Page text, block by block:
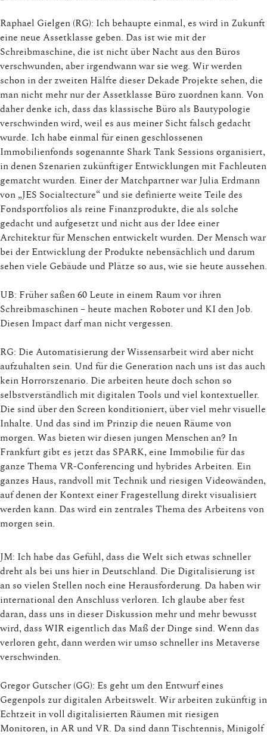
Raphael Gielgen (RG): Ich behaupte einmal, es wird in Zukunft
eine neue Assetklasse geben. Das ist wie mit der
Schreibmaschine, die ist nicht über Nacht aus den Büros
verschwunden, aber irgendwann war sie weg. Wir werden
schon in der zweiten Hälfte dieser Dekade Projekte sehen, die
man nicht mehr nur der Assetklasse Büro zuordnen kann. Von
daher denke ich, dass das klassische Büro als Bautypologie
verschwinden wird, weil es aus meiner Sicht falsch gedacht
wurde. Ich habe einmal für einen geschlossenen
Immobilienfonds sogenannte Shark Tank Sessions organisiert,
in denen Szenarien zukünftiger Entwicklungen mit Fachleuten
gematcht wurden. Einer der Matchpartner war Julia Erdmann
von „JES Socialtecture“ und sie definierte weite Teile des
Fondsportfolios als reine Finanzprodukte, die als solche
gedacht und aufgesetzt und nicht aus der Idee einer
Architektur für Menschen entwickelt wurden. Der Mensch war
bei der Entwicklung der Produkte nebensächlich und darum
sehen viele Gebäude und Plätze so aus, wie sie heute aussehen.
UB: Früher saßen 60 Leute in einem Raum vor ihren
Schreibmaschinen – heute machen Roboter und KI den Job.
Diesen Impact darf man nicht vergessen.
RG: Die Automatisierung der Wissensarbeit wird aber nicht
aufzuhalten sein. Und für die Generation nach uns ist das auch
kein Horrorszenario. Die arbeiten heute doch schon so
selbstverständlich mit digitalen Tools und viel kontextueller.
Die sind über den Screen konditioniert, über viel mehr visuelle
Inhalte. Und das sind im Prinzip die neuen Räume von
morgen. Was bieten wir diesen jungen Menschen an? In
Frankfurt gibt es jetzt das SPARK, eine Immobilie für das
ganze Thema VR-Conferencing und hybrides Arbeiten. Ein
ganzes Haus, randvoll mit Technik und riesigen Videowänden,
auf denen der Kontext einer Fragestellung direkt visualisiert
werden kann. Das wird ein zentrales Thema des Arbeitens von
morgen sein.
JM: Ich habe das Gefühl, dass die Welt sich etwas schneller
dreht als bei uns hier in Deutschland. Die Digitalisierung ist
an so vielen Stellen noch eine Herausforderung. Da haben wir
international den Anschluss verloren. Ich glaube aber fest
daran, dass uns in dieser Diskussion mehr und mehr bewusst
wird, dass WIR eigentlich das Maß der Dinge sind. Wenn das
verloren geht, dann werden wir umso schneller ins Metaverse
verschwinden.
Gregor Gutscher (GG): Es geht um den Entwurf eines
Gegenpols zur digitalen Arbeitswelt. Wir arbeiten zukünftig in
Echtzeit in voll digitalisierten Räumen mit riesigen
Monitoren, in AR und VR. Da sind dann Tischtennis, Minigolf